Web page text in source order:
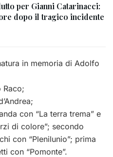
per Gianni Catarinacci:
dopo il tragico incidente
in memoria di Adolfo
Raco;
con “La terra trema” e
di colore”; secondo
con “Plenilunio”; prima
con “Pomonte”.